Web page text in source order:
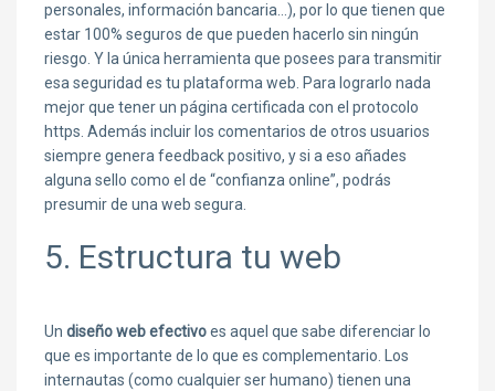
personales, información bancaria…), por lo que tienen que
estar 100% seguros de que pueden hacerlo sin ningún
riesgo. Y la única herramienta que posees para transmitir
esa seguridad es tu plataforma web. Para lograrlo nada
mejor que tener un página certificada con el protocolo
https. Además incluir los comentarios de otros usuarios
siempre genera feedback positivo, y si a eso añades
alguna sello como el de “confianza online”, podrás
presumir de una web segura.
5. Estructura tu web
Un diseño webefectivoes aquel que sabe diferenciar lo
que es importante de lo que es complementario. Los
internautas (como cualquier ser humano) tienen una